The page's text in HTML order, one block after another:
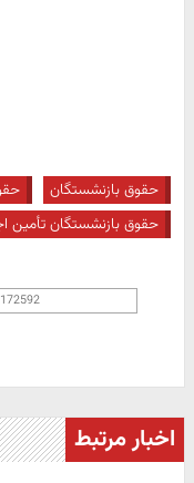
حقوق بازنشستگان
حقوق بازنشستگان تأمین
اخبار مرتبط